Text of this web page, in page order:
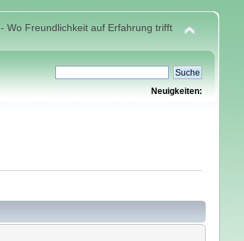
- Wo Freundlichkeit auf Erfahrung trifft
Neuigkeiten: